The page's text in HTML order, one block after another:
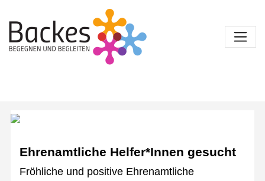
Navigation überspringen
Ehrenamtliche Helfer*Innen gesucht
Fröhliche und positive Ehrenamtliche